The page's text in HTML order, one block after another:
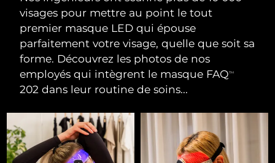
visages pour mettre au point le tout
premier masque LED qui épouse
parfaitement votre visage, quelle que soit sa
forme. Découvrez les photos de nos
employés qui intègrent le masque FAQTM
202 dans leur routine de soins...